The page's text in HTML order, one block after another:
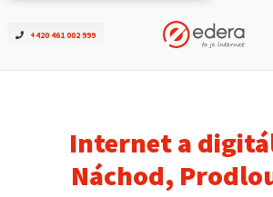
+420 461 002 999
Ověřit dostupnost
ČEZNET TV
Internet a
Náchod,